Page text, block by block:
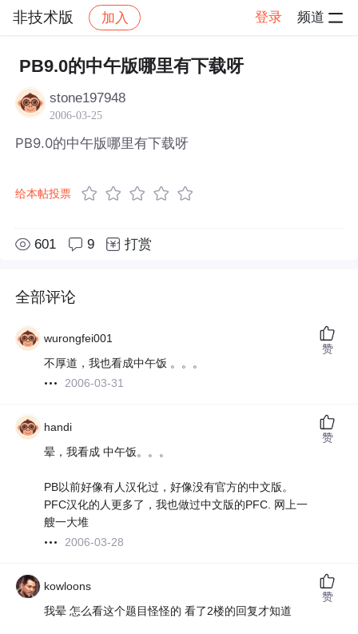
非技术版 加入 登录 频道
社区 非技术版 帖子详情
PB9.0的中午版哪里有下载呀
stone197948
2006-03-25
PB9.0的中午版哪里有下载呀
给本帖投票
601 9 打赏
全部评论
wurongfei001
不厚道，我也看成中午饭 。。。
2006-03-31
赞
handi
晕，我看成 中午饭。。。
PB以前好像有人汉化过，好像没有官方的中文版。
PFC汉化的人更多了，我也做过中文版的PFC. 网上一
艘一大堆
2006-03-28
赞
kowloons
我晕 怎么看这个题目怪怪的 看了2楼的回复才知道
赞